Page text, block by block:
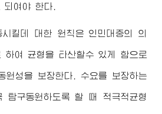
여야 한다.
킬데 대한 원칙은 인민대중의 의
하여 균형을 타산할수 있게 함으로
원성을 보장한다. 수요를 보장하는
탐구동원하도록 할 때 적극적균형